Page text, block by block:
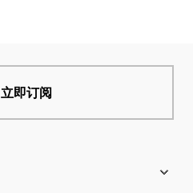
立即订阅